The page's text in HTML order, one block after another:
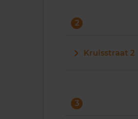
2
Kruisstraat 2
3